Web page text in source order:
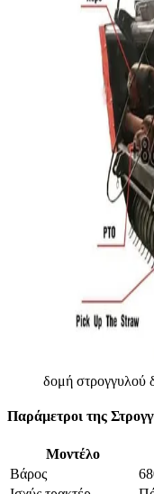
δομή στρογγυλού
Παράμετροι της
Μοντέλο
Βάρος